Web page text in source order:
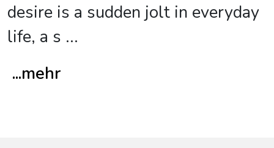
desire is a sudden jolt in everyday
life, a s ...
...mehr